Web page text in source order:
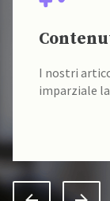
I nostri
imparziale